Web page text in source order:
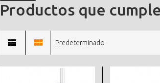
Productos que
Predeterminado